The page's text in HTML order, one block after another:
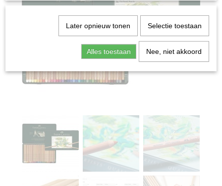
Later opnieuw tonen Selectie toestaan
Alles toestaan Nee, niet akkoord